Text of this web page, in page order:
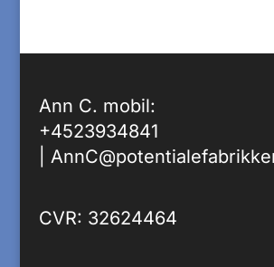
Ann C. mobil:
+4523934841
CVR: 32624464